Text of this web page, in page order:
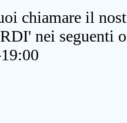
chiamare il
nei seguenti